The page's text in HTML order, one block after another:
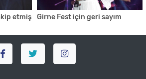
etmiş Girne Fest için geri sayım